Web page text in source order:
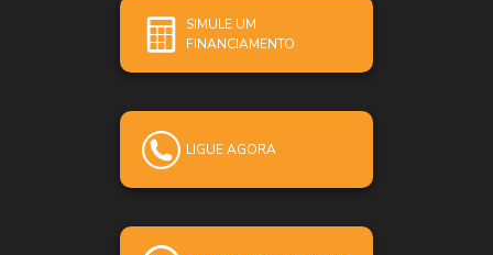
SIMULE UM
FINANCIAMENTO
LIGUE AGORA